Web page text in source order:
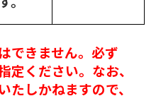
できません。必ず
定ください。なお、
しかねますので、